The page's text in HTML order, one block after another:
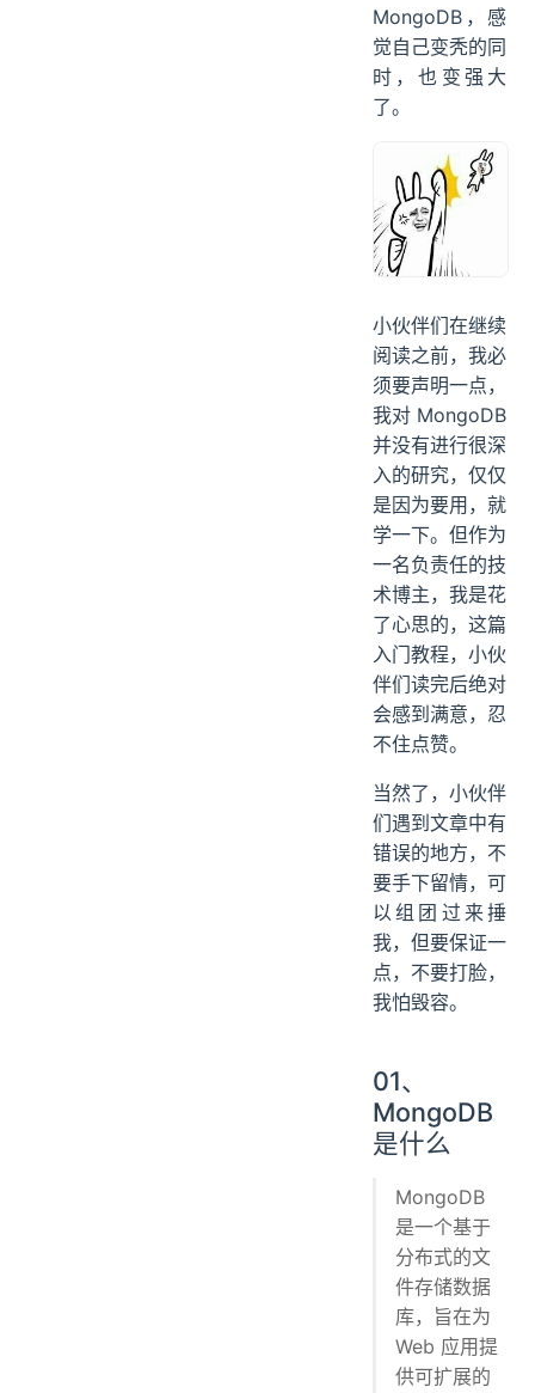
MongoDB，感
觉自己变秃的同
时，也变强大
了。
小伙伴们在继续
阅读之前，我必
须要声明一点，
我对 MongoDB
并没有进行很深
入的研究，仅仅
是因为要用，就
学一下。但作为
一名负责任的技
术博主，我是花
了心思的，这篇
入门教程，小伙
伴们读完后绝对
会感到满意，忍
不住点赞。
当然了，小伙伴
们遇到文章中有
错误的地方，不
要手下留情，可
以组团过来捶
我，但要保证一
点，不要打脸，
我怕毁容。
01、
MongoDB
是什么
MongoDB
是一个基于
分布式的文
件存储数据
库，旨在为
Web 应用提
供可扩展的